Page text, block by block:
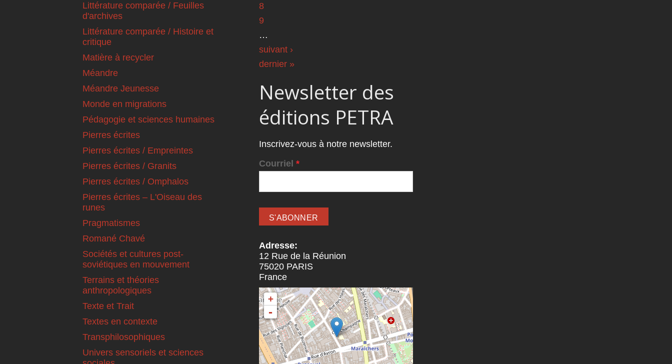
Littérature comparée / Feuilles
d'archives
Littérature comparée / Histoire et
critique
Matière à recycler
Méandre
Méandre Jeunesse
Monde en migrations
Pédagogie et sciences humaines
Pierres écrites
Pierres écrites / Empreintes
Pierres écrites / Granits
Pierres écrites / Omphalos
Pierres écrites – L'Oiseau des
runes
Pragmatismes
Romané Chavé
Sociétés et cultures post-
soviétiques en mouvement
Terrains et théories
anthropologiques
Texte et Trait
Textes en contexte
Transphilosophiques
Univers sensoriels et sciences
8
9
…
suivant ›
dernier »
Newsletter des
éditions PETRA
Inscrivez-vous à notre newsletter.
Courriel *
Adresse:
12 Rue de la Réunion
75020 PARIS
France
+
-